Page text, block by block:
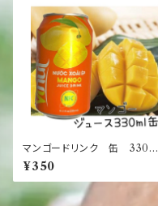
マンゴードリンク 缶 330ml
【フルーツ】【トロピカル】【南国】
【お土産】
¥350